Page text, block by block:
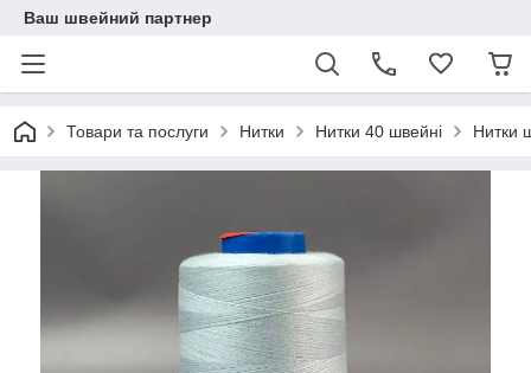
Ваш швейний партнер
Товари та послуги Нитки Нитки 40 швейні Нитки